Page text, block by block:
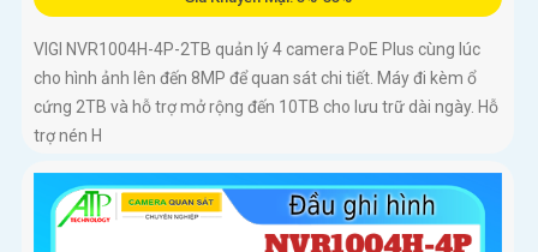
VIGI NVR1004H-4P-2TB quản lý 4 camera PoE Plus cùng lúc
cho hình ảnh lên đến 8MP để quan sát chi tiết. Máy đi kèm ổ
cứng 2TB và hỗ trợ mở rộng đến 10TB cho lưu trữ dài ngày. Hỗ
trợ nén H